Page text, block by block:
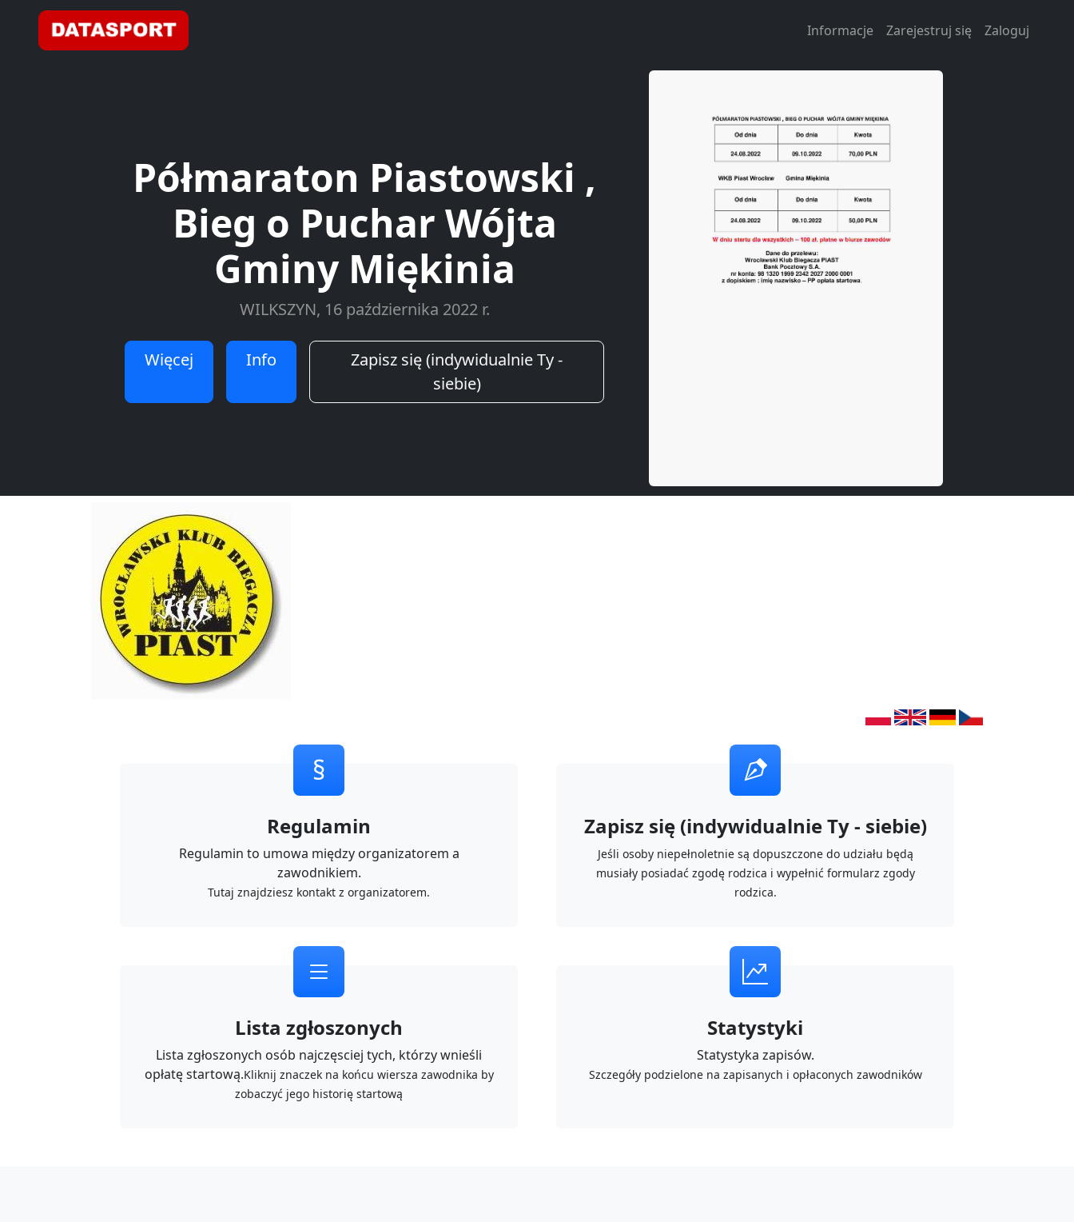
Informacje Zarejestruj się Zaloguj
Półmaraton Piastowski ,
Bieg o Puchar Wójta
Gminy Miękinia
WILKSZYN, 16 października 2022 r.
Więcej Info
Zapisz się (indywidualnie Ty -
siebie)
§
Regulamin
Regulamin to umowa między organizatorem a
zawodnikiem.
Tutaj znajdziesz kontakt z organizatorem.
Zapisz się (indywidualnie Ty - siebie)
Jeśli osoby niepełnoletnie są dopuszczone do udziału będą
musiały posiadać zgodę rodzica i wypełnić formularz zgody
rodzica.
Lista zgłoszonych
Lista zgłoszonych osób najczęsciej tych, którzy wnieśli
opłatę startową.Kliknij znaczek na końcu wiersza zawodnika by
zobaczyć jego historię startową
Statystyki
Statystyka zapisów.
Szczegóły podzielone na zapisanych i opłaconych zawodników